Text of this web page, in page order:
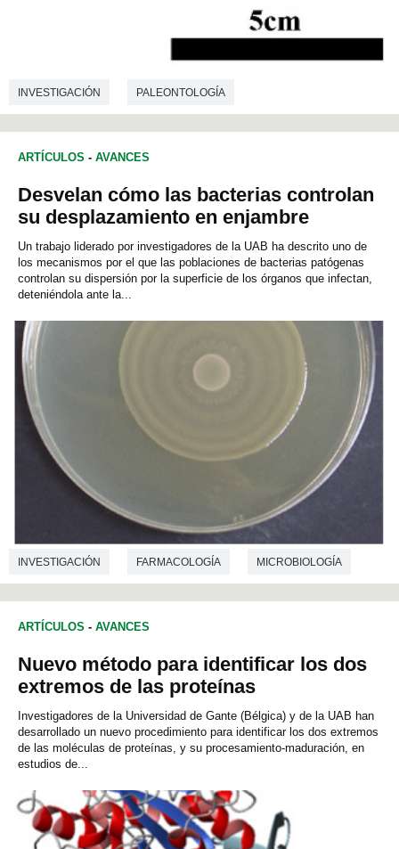
INVESTIGACIÓN PALEONTOLOGÍA
ARTÍCULOS - AVANCES
Desvelan cómo las bacterias controlan
su desplazamiento en enjambre
Un trabajo liderado por investigadores de la UAB ha descrito uno de
los mecanismos por el que las poblaciones de bacterias patógenas
controlan su dispersión por la superficie de los órganos que infectan,
deteniéndola ante la...
INVESTIGACIÓN FARMACOLOGÍA MICROBIOLOGÍA
ARTÍCULOS - AVANCES
Nuevo método para identificar los dos
extremos de las proteínas
Investigadores de la Universidad de Gante (Bélgica) y de la UAB han
desarrollado un nuevo procedimiento para identificar los dos extremos
de las moléculas de proteínas, y su procesamiento-maduración, en
estudios de...